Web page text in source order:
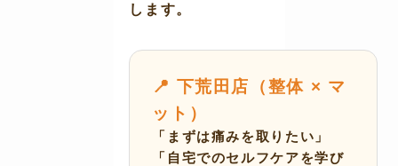
します。
📍 下荒田店（整体 × マ
ット）
「まずは痛みを取りたい」
「自宅でのセルフケアを学び